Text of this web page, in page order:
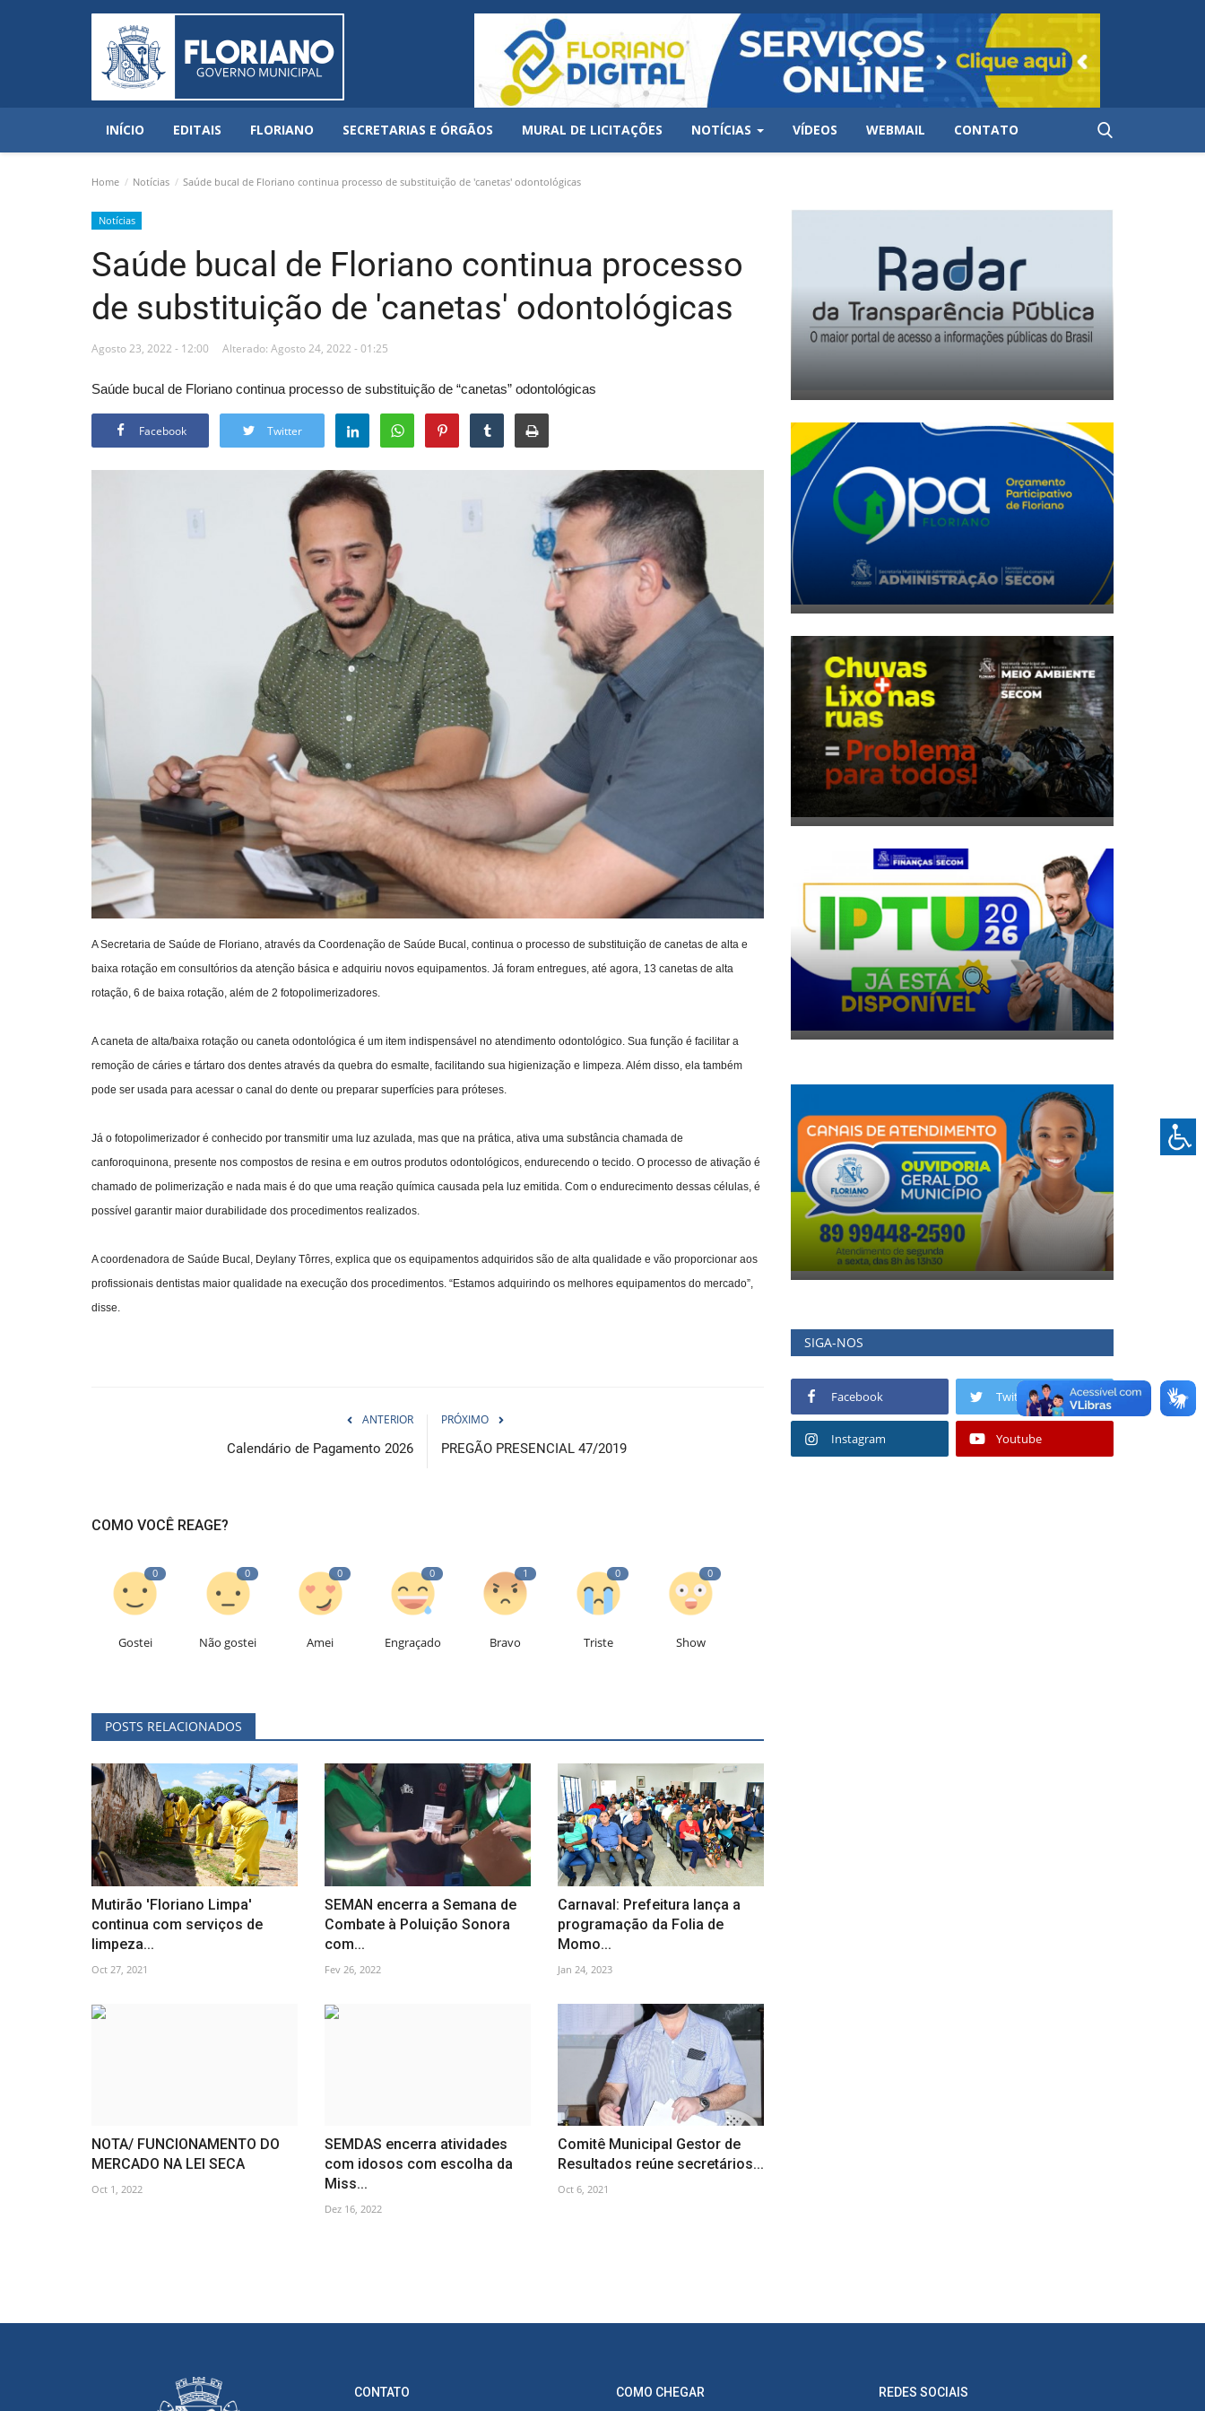
INÍCIO EDITAIS FLORIANO SECRETARIAS E ÓRGÃOS MURAL DE LICITAÇÕES NOTÍCIAS VÍDEOS WEBMAIL CONTATO
Home Notícias Saúde bucal de Floriano continua processo de substituição de 'canetas' odontológicas
Notícias
Saúde bucal de Floriano continua processo
de substituição de 'canetas' odontológicas
Agosto 23, 2022 - 12:00 Alterado: Agosto 24, 2022 - 01:25
Saúde bucal de Floriano continua processo de substituição de “canetas” odontológicas
Facebook Twitter
A Secretaria de Saúde de Floriano, através da Coordenação de Saúde Bucal, continua o processo de substituição de canetas de alta e
baixa rotação em consultórios da atenção básica e adquiriu novos equipamentos. Já foram entregues, até agora, 13 canetas de alta
rotação, 6 de baixa rotação, além de 2 fotopolimerizadores.
A caneta de alta/baixa rotação ou caneta odontológica é um item indispensável no atendimento odontológico. Sua função é facilitar a
remoção de cáries e tártaro dos dentes através da quebra do esmalte, facilitando sua higienização e limpeza. Além disso, ela também
pode ser usada para acessar o canal do dente ou preparar superfícies para próteses.
Já o fotopolimerizador é conhecido por transmitir uma luz azulada, mas que na prática, ativa uma substância chamada de
canforoquinona, presente nos compostos de resina e em outros produtos odontológicos, endurecendo o tecido. O processo de ativação é
chamado de polimerização e nada mais é do que uma reação química causada pela luz emitida. Com o endurecimento dessas células, é
possível garantir maior durabilidade dos procedimentos realizados.
A coordenadora de Saúde Bucal, Deylany Tôrres, explica que os equipamentos adquiridos são de alta qualidade e vão proporcionar aos
profissionais dentistas maior qualidade na execução dos procedimentos. “Estamos adquirindo os melhores equipamentos do mercado”,
disse.
ANTERIOR
Calendário de Pagamento 2026
PRÓXIMO
PREGÃO PRESENCIAL 47/2019
COMO VOCÊ REAGE?
0
Gostei
0
Não gostei
0
Amei
0
Engraçado
1
Bravo
0
Triste
0
Show
POSTS RELACIONADOS
Mutirão 'Floriano Limpa'
continua com serviços de
limpeza...
Oct 27, 2021
SEMAN encerra a Semana de
Combate à Poluição Sonora
com...
Fev 26, 2022
Carnaval: Prefeitura lança a
programação da Folia de
Momo...
Jan 24, 2023
NOTA/ FUNCIONAMENTO DO
MERCADO NA LEI SECA
Oct 1, 2022
SEMDAS encerra atividades
com idosos com escolha da
Miss...
Dez 16, 2022
Comitê Municipal Gestor de
Resultados reúne secretários...
Oct 6, 2021
SIGA-NOS
Facebook Twitter
Instagram Youtube
CONTATO COMO CHEGAR REDES SOCIAIS